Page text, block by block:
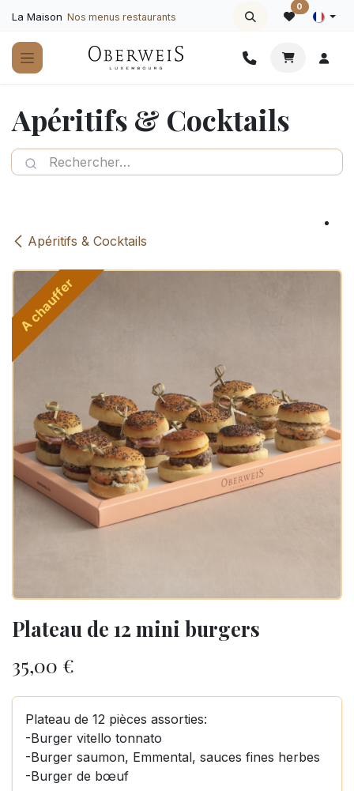
La Maison Nos menus restaurants
0
Apéritifs & Cocktails
Apéritifs & Cocktails
A chauffer
Plateau de 12 mini burgers
35,00 €
Plateau de 12 pièces assorties:
-Burger vitello tonnato
-Burger saumon, Emmental, sauces fines herbes
-Burger de bœuf